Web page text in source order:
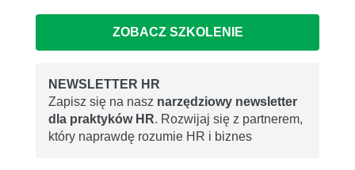
ZOBACZ SZKOLENIE
NEWSLETTER HR
Zapisz się na nasz narzędziowy newsletter
dla praktyków HR. Rozwijaj się z partnerem,
który naprawdę rozumie HR i biznes